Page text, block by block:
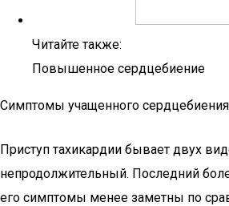
Читайте также:
Повышенное сердцебиение
Симптомы учащенного сердцебиения
Приступ тахикардии бывает двух
непродолжительный. Последний
его симптомы менее заметны по